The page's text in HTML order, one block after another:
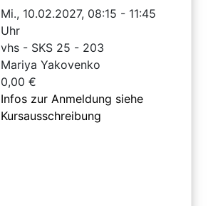
Mi., 10.02.2027, 08:15 - 11:45
Uhr
vhs - SKS 25 - 203
Mariya Yakovenko
0,00 €
Infos zur Anmeldung siehe
Kursausschreibung